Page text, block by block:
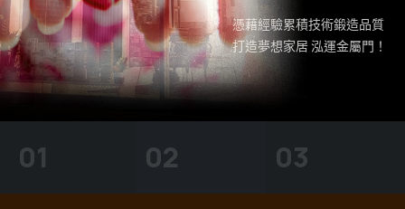
01 02 03
優質的團隊服務，可靠的工
程品質
獲獎無數的持續肯定。